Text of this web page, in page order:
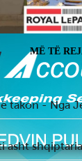
MË TË
takon - Nga
asht